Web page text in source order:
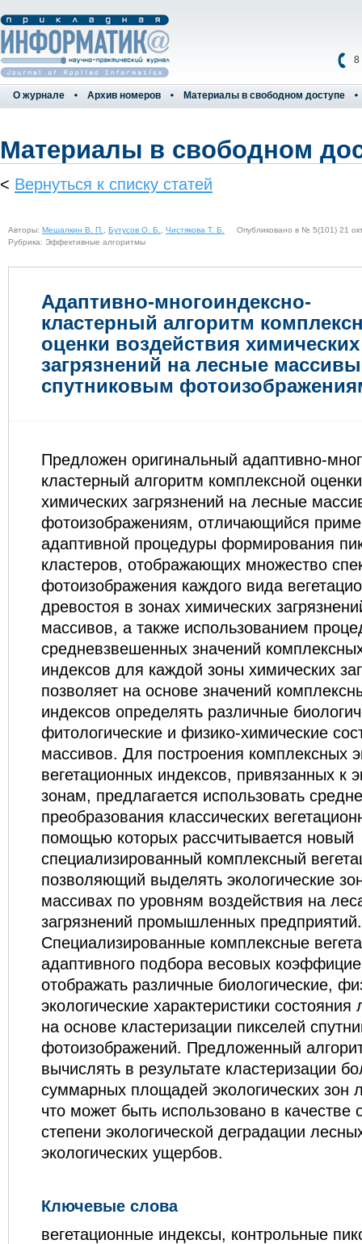
8
О журнале Архив номеров Материалы в свободном доступе
Материалы в свободном
< Вернуться к списку статей
Авторы: Мешалкин В. П. Бутусов О. Б. Чистякова Т. Б.
Опубликовано в № 5(101) 21
Рубрика: Эффективные алгоритмы
Адаптивно-многоиндексно-
кластерный алгоритм
оценки воздействия химических
загрязнений на лесные
спутниковым
Предложен оригинальный адаптивно-
кластерный алгоритм комплексной
химических загрязнений на лесные
фотоизображениям, отличающийся
адаптивной процедуры формирования
кластеров, отображающих множество
фотоизображения каждого вида
древостоя в зонах химических
массивов, а также использованием
средневзвешенных значений
индексов для каждой зоны химических
позволяет на основе значений
индексов определять различные
фитологические и физико-химические
массивов. Для построения комплексных
вегетационных индексов, привязанных к
зонам, предлагается использовать
преобразования классических
помощью которых рассчитывается новый
специализированный комплексный
позволяющий выделять экологические
массивах по уровням воздействия на
загрязнений промышленных предприятий.
Специализированные комплексные
адаптивного подбора весовых
отображать различные биологические,
экологические характеристики
на основе кластеризации пикселей
фотоизображений. Предложенный
вычислять в результате кластеризации
суммарных площадей экологических зон
что может быть использовано в качестве
степени экологической деградации
экологических ущербов.
Ключевые слова
вегетационные индексы, контрольные